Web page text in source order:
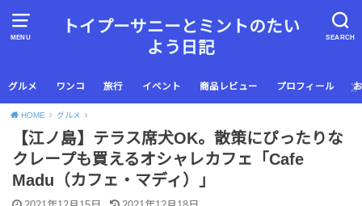
MENU SEARCH
トイプーサニーとミントのたい
よう日記
グルメ ワンコ 旅行 イベント 商品レビュー プロフィール
HOME グルメ
【江ノ島】テラス席犬OK。散策にぴったりな
クレープも買えるオシャレカフェ「Cafe
Madu（カフェ・マディ）」